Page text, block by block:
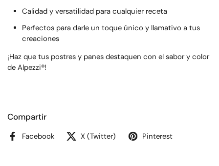
Calidad y versatilidad para cualquier receta
Perfectos para darle un toque único y llamativo a tus
creaciones
¡Haz que tus postres y panes destaquen con el sabor y color
de Alpezzi®!
Compartir
Facebook X (Twitter) Pinterest